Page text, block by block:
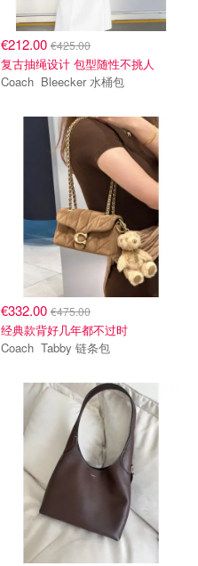
€212.00 €425.00
复古抽绳设计 包型随性不挑人
Coach Bleecker 水桶包
€332.00 €475.00
经典款背好几年都不过时
Coach Tabby 链条包